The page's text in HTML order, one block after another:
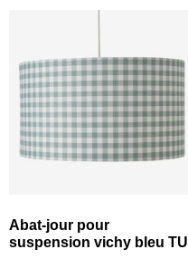
Abat-jour pour
suspension vichy bleu TU